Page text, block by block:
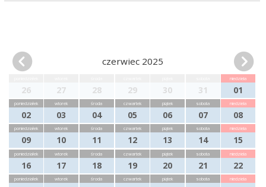
czerwiec 2025
26 27 28 29 30 31
niedziela
01
poniedziałek
02
wtorek
03
środa
04
czwartek
05
piątek
06
sobota
07
niedziela
08
poniedziałek
09
wtorek
10
środa
11
czwartek
12
piątek
13
sobota
14
niedziela
15
poniedziałek
16
wtorek
17
środa
18
czwartek
19
piątek
20
sobota
21
niedziela
22
poniedziałek wtorek środa czwartek piątek sobota niedziela